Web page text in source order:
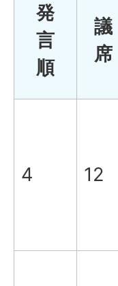
発
言
順
議
席
4 12